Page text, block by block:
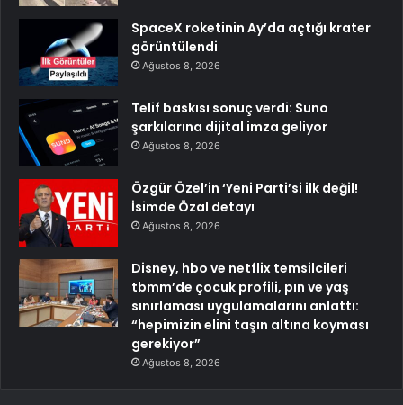
SpaceX roketinin Ay’da açtığı krater
görüntülendi
Ağustos 8, 2026
Telif baskısı sonuç verdi: Suno
şarkılarına dijital imza geliyor
Ağustos 8, 2026
Özgür Özel’in ‘Yeni Parti’si ilk değil!
İsimde Özal detayı
Ağustos 8, 2026
Disney, hbo ve netflix temsilcileri
tbmm’de çocuk profili, pın ve yaş
sınırlaması uygulamalarını anlattı:
“hepimizin elini taşın altına koyması
gerekiyor”
Ağustos 8, 2026